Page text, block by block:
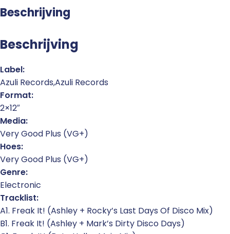
Beschrijving
Beschrijving
Label:
Azuli Records,Azuli Records
Format:
2×12″
Media:
Very Good Plus (VG+)
Hoes:
Very Good Plus (VG+)
Genre:
Electronic
Tracklist:
A1. Freak It! (Ashley + Rocky’s Last Days Of Disco Mix)
B1. Freak It! (Ashley + Mark’s Dirty Disco Days)